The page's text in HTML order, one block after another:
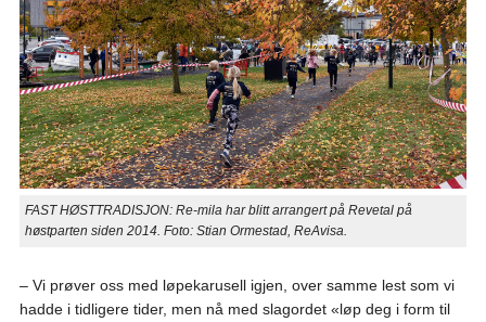
FAST HØSTTRADISJON: Re-mila har blitt arrangert på Revetal på
høstparten siden 2014. Foto: Stian Ormestad, ReAvisa.
– Vi prøver oss med løpekarusell igjen, over samme lest som vi
hadde i tidligere tider, men nå med slagordet «løp deg i form til